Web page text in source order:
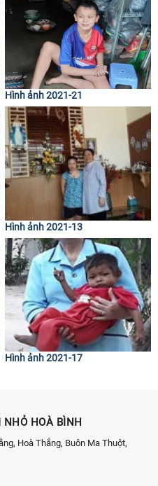
Hình ảnh 2021-21
Hình ảnh 2021-13
Hình ảnh 2021-17
HOÀ BÌNH
Hoà Thắng, Buôn Ma Thuột,